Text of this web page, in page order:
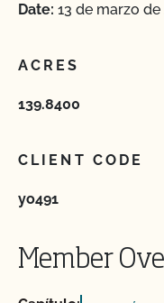
Date: 13 de marzo de
ACRES
139.8400
CLIENT CODE
yo491
Member